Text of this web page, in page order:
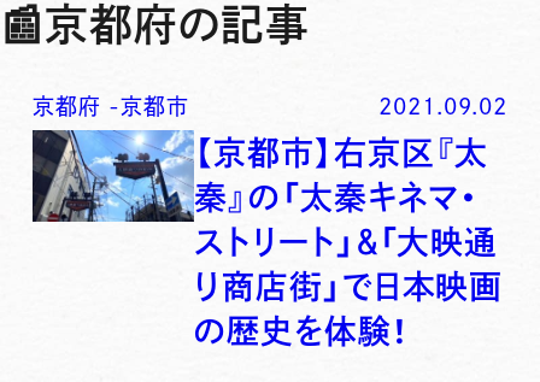
📰京都府の記事
京都府 -京都市 2021.09.02
【京都市】右京区『太
秦』の「太秦キネマ・
ストリート」＆「大映通
り商店街」で日本映画
の歴史を体験！